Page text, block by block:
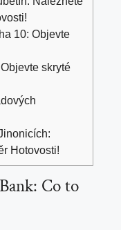
10: Objevte
skryté
Hotovosti!
Co to